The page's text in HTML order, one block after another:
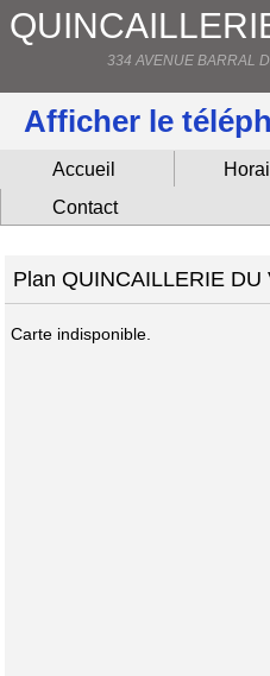
334 AVENUE BARRAL
Afficher le
Accueil
Contact
Plan QUINCAILLERIE DU
Carte indisponible.